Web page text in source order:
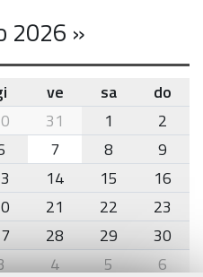
2026 »
ve sa
do
31 1
2
7 8
9
14 15
16
21 22
23
28 29
30
4 5 6